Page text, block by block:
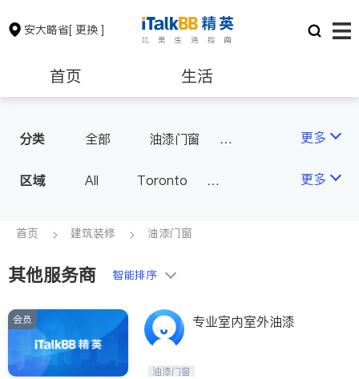
安大略省[ 更换 ]
首页 生活
保险理财 房地产租售
银行贷款 会计师
建筑装修
分类 全部
油漆门窗
地板建材
水电冷暖
更多
区域 All
Toronto
Scarborough
North York
Brampton
Kitchener
Newmarket
更多
首页 建筑装修 油漆门窗
其他服务商 智能排序
会员 专业室内室外油漆
油漆门窗